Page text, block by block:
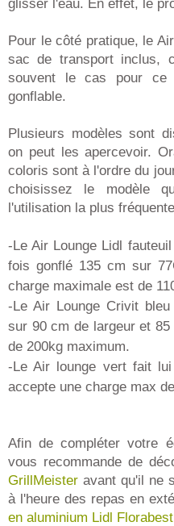
glisser l'eau. En effet, le
Pour le côté pratique, le
sac de transport inclus,
souvent le cas pour ce
gonflable.
Plusieurs modèles sont
on peut les apercevoir.
coloris sont à l'ordre du
choisissez le modèle
l'utilisation la plus
-Le Air Lounge Lidl
fois gonflé 135 cm sur
charge maximale est de
-Le Air Lounge Crivit bleu
sur 90 cm de largeur et
de 200kg maximum.
-Le Air lounge vert fait
accepte une charge max
Afin de compléter votre
vous recommande de
GrillMeister avant qu'il ne
à l'heure des repas en
en aluminium Lidl Florabest